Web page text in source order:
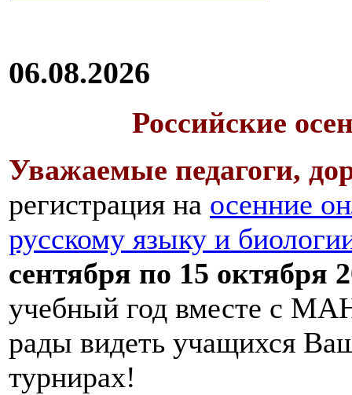
06.08.2026
Российские
Уважаемые педагоги,
регистрация на осенние
русскому языку и
сентября по 15 октября
учебный год вместе с
рады видеть учащихся
турнирах!